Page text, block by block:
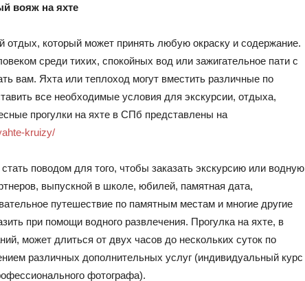
вояж на яхте
отдых, который может принять любую окраску и содержание.
среди тихих, спокойных вод или зажигательное пати с
вам. Яхта или теплоход могут вместить различные по
все необходимые условия для экскурсии, отдыха,
прогулки на яхте в СПб представлены на
kruizy/
поводом для того, чтобы заказать экскурсию или водную
выпускной в школе, юбилей, памятная дата,
путешествие по памятным местам и многие другие
при помощи водного развлечения. Прогулка на яхте, в
может длиться от двух часов до нескольких суток по
различных дополнительных услуг (индивидуальный курс
фотографа).